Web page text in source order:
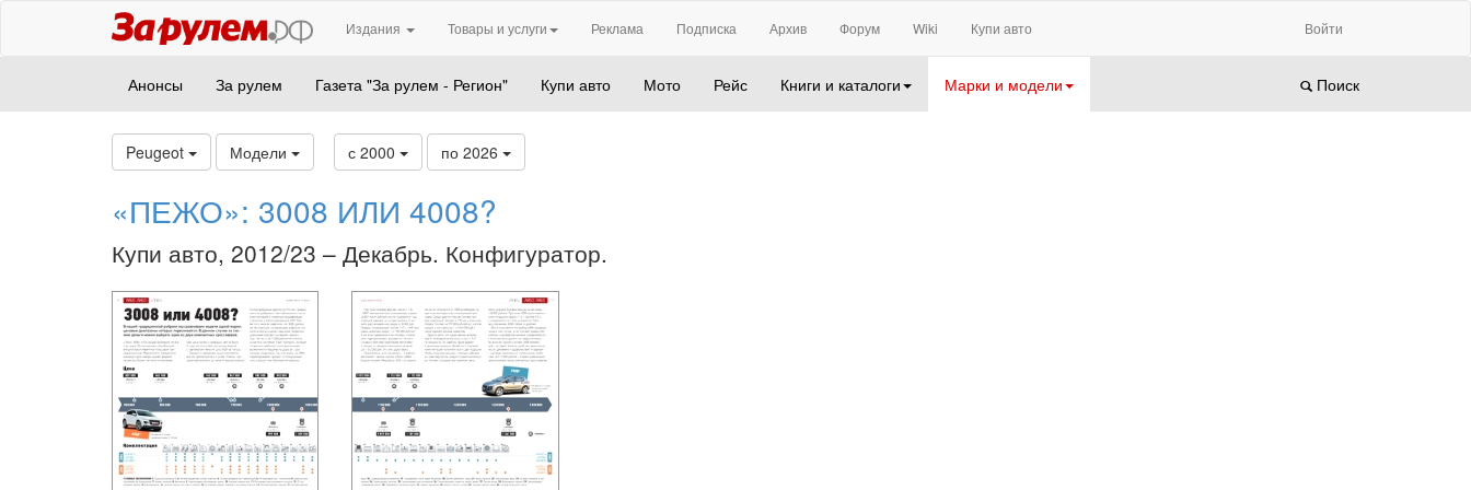
Издания Товары и услуги Реклама Подписка Архив Форум Wiki Купи авто Войти
Анонсы За рулем Газета "За рулем - Регион" Купи авто Мото Рейс Книги и каталоги Марки и модели Поиск
Peugeot Модели с 2000 по 2026
«ПЕЖО»: 3008 ИЛИ 4008?
Купи авто, 2012/23 – Декабрь. Конфигуратор.